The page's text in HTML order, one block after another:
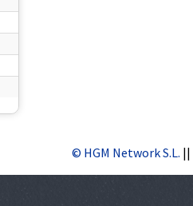
© HGM Network S.L. ||